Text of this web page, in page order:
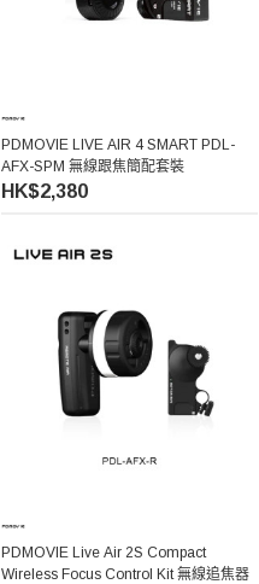
PDMOVIE LIVE AIR 4 SMART PDL-
AFX-SPM 無線跟焦簡配套裝
HK$2,380
PDMOVIE Live Air 2S Compact
Wireless Focus Control Kit 無線追焦器